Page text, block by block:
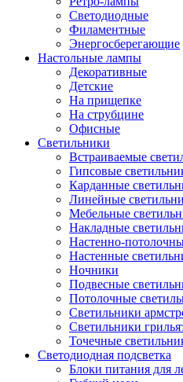
Светодиодные
Филаментные
Энергосберегающие
Настольные лампы
Декоративные
Детские
На прищепке
На струбцине
Офисные
Светильники
Встраиваемые
Гипсовые
Карданные
Линейные
Мебельные
Накладные
Настенно-
Настенные
Ночники
Подвесные
Потолочные
Светильники
Светильники
Точечные
Светодиодная подсветка
Блоки питания для